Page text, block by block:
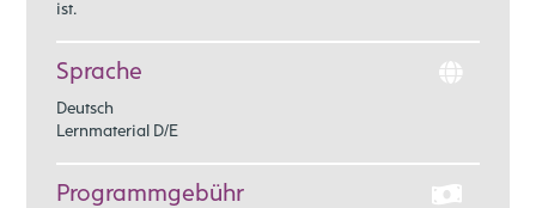
ist.
Sprache
Deutsch
Lernmaterial D/E
Programmgebühr